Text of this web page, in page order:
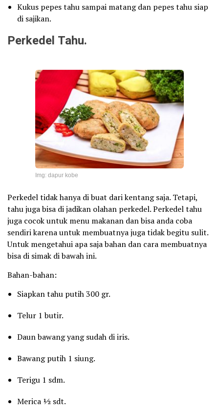
Kukus pepes tahu sampai matang dan pepes tahu siap
di sajikan.
Perkedel Tahu.
Img: dapur kobe
Perkedel tidak hanya di buat dari kentang saja. Tetapi,
tahu juga bisa di jadikan olahan perkedel. Perkedel tahu
juga cocok untuk menu makanan dan bisa anda coba
sendiri karena untuk membuatnya juga tidak begitu sulit.
Untuk mengetahui apa saja bahan dan cara membuatnya
bisa di simak di bawah ini.
Bahan-bahan:
Siapkan tahu putih 300 gr.
Telur 1 butir.
Daun bawang yang sudah di iris.
Bawang putih 1 siung.
Terigu 1 sdm.
Merica ½ sdt.